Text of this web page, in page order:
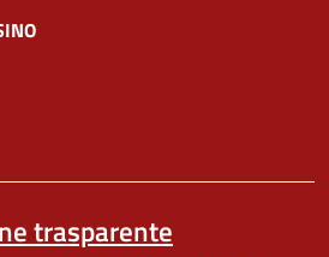
trasparente